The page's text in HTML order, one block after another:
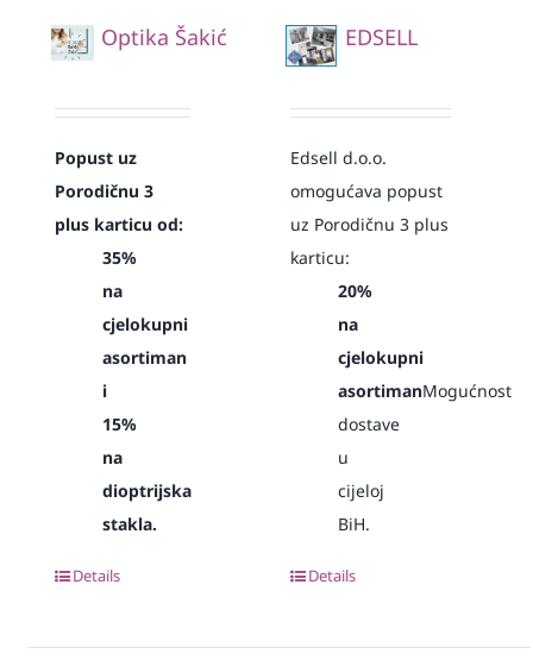
Optika Šakić
Popust uz
Porodičnu 3
plus karticu od:
35%
na
cjelokupni
asortiman
i
15%
na
dioptrijska
stakla.
Details
EDSELL
Edsell d.o.o.
omogućava popust
uz Porodičnu 3 plus
karticu:
20%
na
cjelokupni
asortimanMogućnost
dostave
u
cijeloj
BiH.
Details